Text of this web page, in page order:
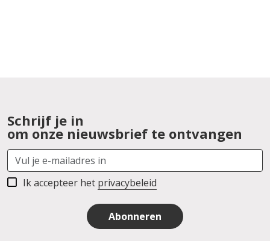
Schrijf je in
om onze nieuwsbrief te ontvangen
Ik accepteer het privacybeleid
Abonneren